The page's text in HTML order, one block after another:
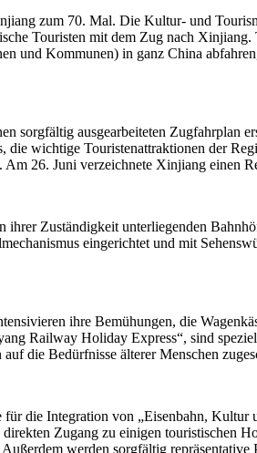
zum 70. Mal. Die Kultur- und
Touristen mit dem Zug nach
und Kommunen) in ganz China
sorgfältig ausgearbeiteten Zugfahrplan
wichtige Touristenattraktionen der
26. Juni verzeichnete Xinjiang einen
Zuständigkeit unterliegenden
eingerichtet und mit
ihre Bemühungen, die
Railway Holiday Express“, sind
die Bedürfnisse älterer Menschen
die Integration von „Eisenbahn,
Zugang zu einigen touristischen
werden sorgfältig